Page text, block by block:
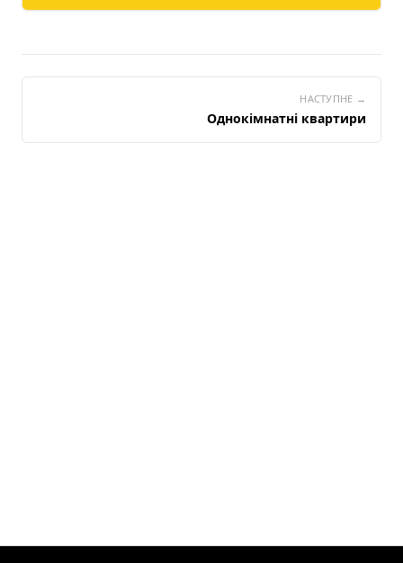
НАСТУПНЕ →
Однокімнатні квартири